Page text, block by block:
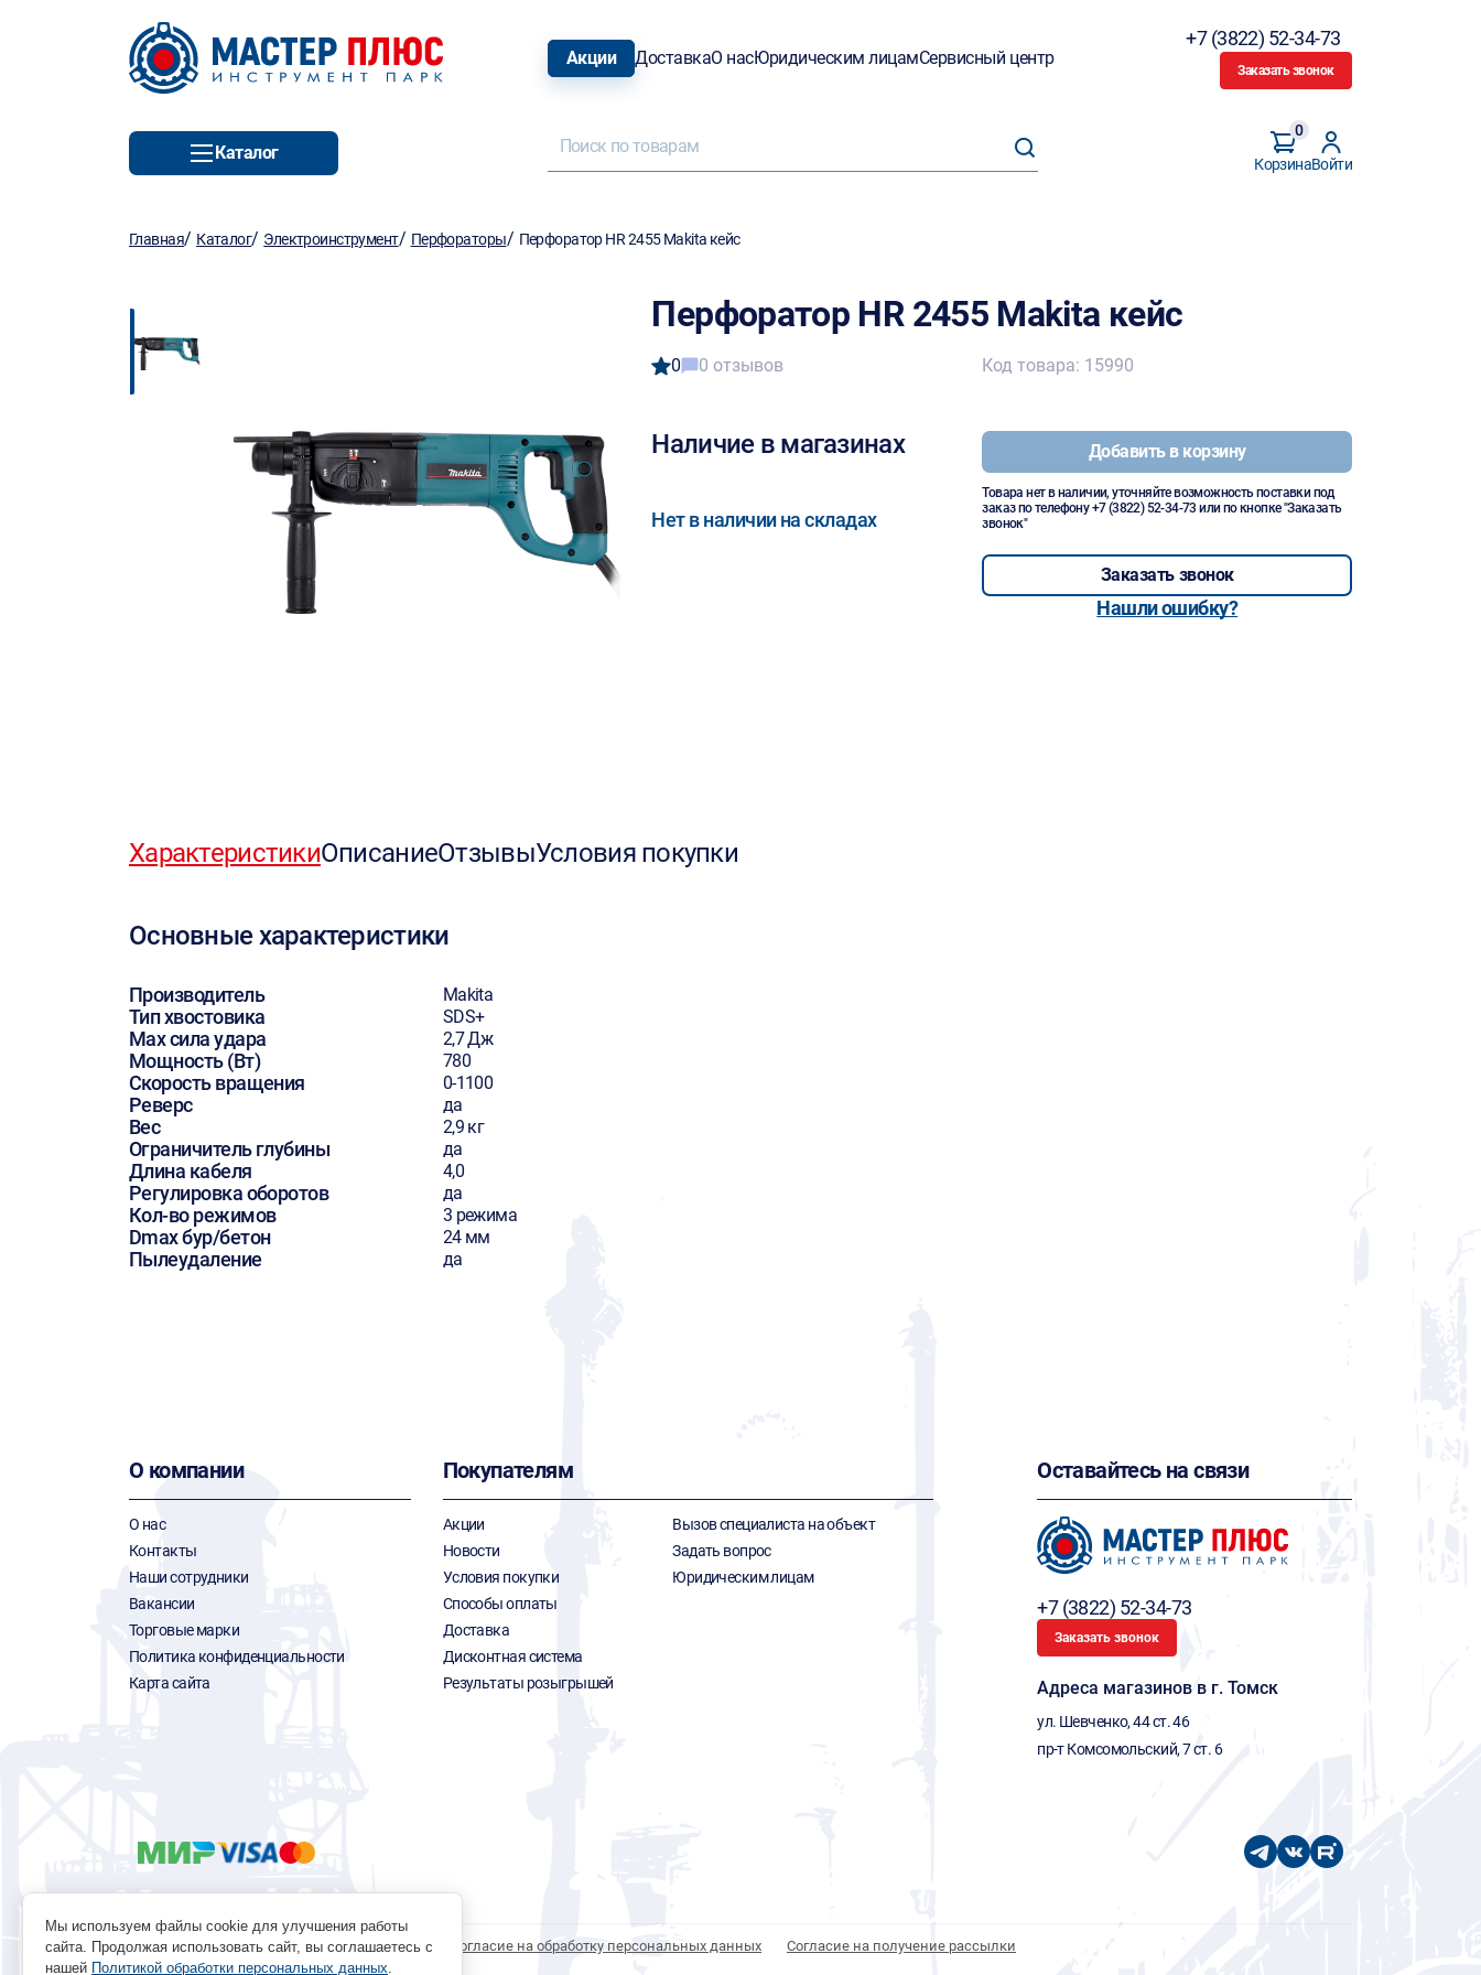
Акции ДоставкаО насЮридическим лицамСервисный центр
+7 (3822) 52-34-73
Заказать звонок
Каталог
Корзина
0
Войти
Главная/ Каталог/ Электроинструмент/ Перфораторы/ Перфоратор HR 2455 Makita кейс
Перфоратор HR 2455 Makita кейс
0 0 отзывов
Наличие в магазинах
Нет в наличии на складах
Код товара: 15990
Добавить в корзину
Товара нет в наличии, уточняйте возможность поставки под
заказ по телефону+7 (3822) 52-34-73 или по кнопке "Заказать
звонок"
Заказать звонок
Нашли ошибку?
ХарактеристикиОписаниеОтзывыУсловия покупки
Основные характеристики
Производитель Makita
Тип хвостовика SDS+
Max сила удара 2,7 Дж
Мощность (Вт) 780
Скорость вращения 0-1100
Реверс да
Вес 2,9 кг
Ограничитель глубины да
Длина кабеля 4,0
Регулировка оборотов да
Кол-во режимов 3 режима
Dmax бур/бетон 24 мм
Пылеудаление да
О компании
О нас
Контакты
Наши сотрудники
Вакансии
Торговые марки
Политика конфиденциальности
Карта сайта
Покупателям
Акции
Новости
Условия покупки
Способы оплаты
Доставка
Дисконтная система
Результаты розыгрышей
Вызов специалиста на объект
Задать вопрос
Юридическим лицам
Оставайтесь на связи
+7 (3822) 52-34-73
Заказать звонок
Адреса магазинов в г. Томск
ул. Шевченко, 44 ст. 46
пр-т Комсомольский, 7 ст. 6
Политика обработки персональных данных Согласие на обработку персональных данных Согласие на получение рассылки
Мы используем файлы cookie для улучшения работы
сайта. Продолжая использовать сайт, вы соглашаетесь с
нашей Политикой обработки персональных данных.